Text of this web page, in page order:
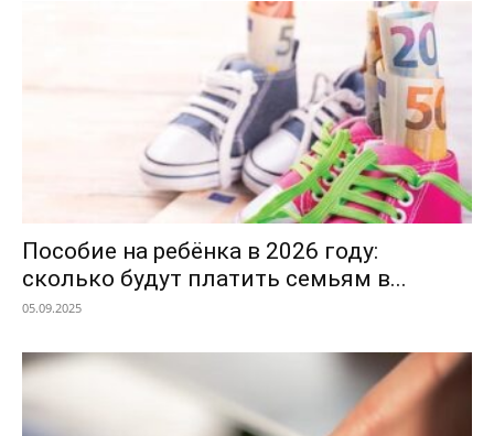
Пособие на ребёнка в 2026 году:
сколько будут платить семьям в...
05.09.2025